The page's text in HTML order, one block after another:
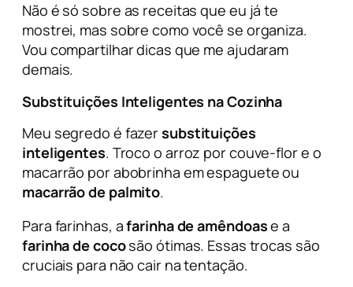
Não é só sobre as receitas que eu já te
mostrei, mas sobre como você se organiza.
Vou compartilhar dicas que me ajudaram
demais.
Substituições Inteligentes na Cozinha
Meu segredo é fazer substituições
inteligentes. Troco o arroz por couve-flor e o
macarrão por abobrinha emespagueteou
macarrão de palmito.
Para farinhas, afarinha de amêndoase a
farinha de cocosão ótimas. Essas trocas são
cruciais para não cair na tentação.